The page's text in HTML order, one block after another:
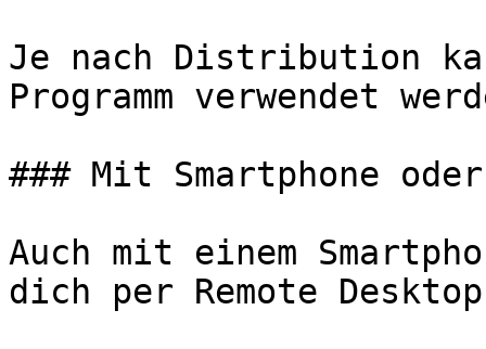
Je nach Distribution
Programm verwendet
### Mit Smartphone
Auch mit einem
dich per Remote